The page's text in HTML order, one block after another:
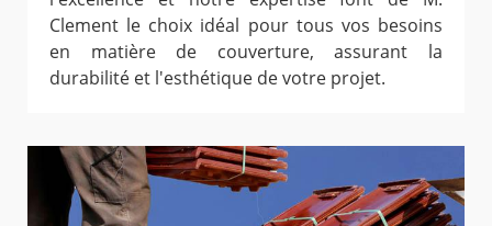
Clement le choix idéal pour tous vos besoins
en matière de couverture, assurant la
durabilité et l'esthétique de votre projet.